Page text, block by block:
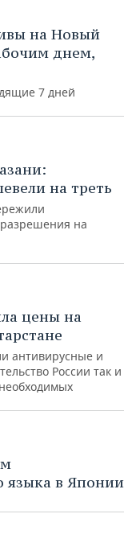
на Новый
днем,
7 дней
на треть
на
цены на
антивирусные и
России так и
языка в Японии